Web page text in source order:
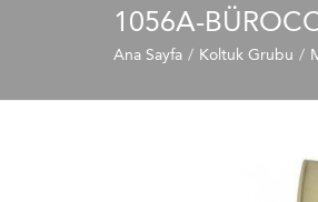
1056A-
Ana Sayfa Koltuk Grubu